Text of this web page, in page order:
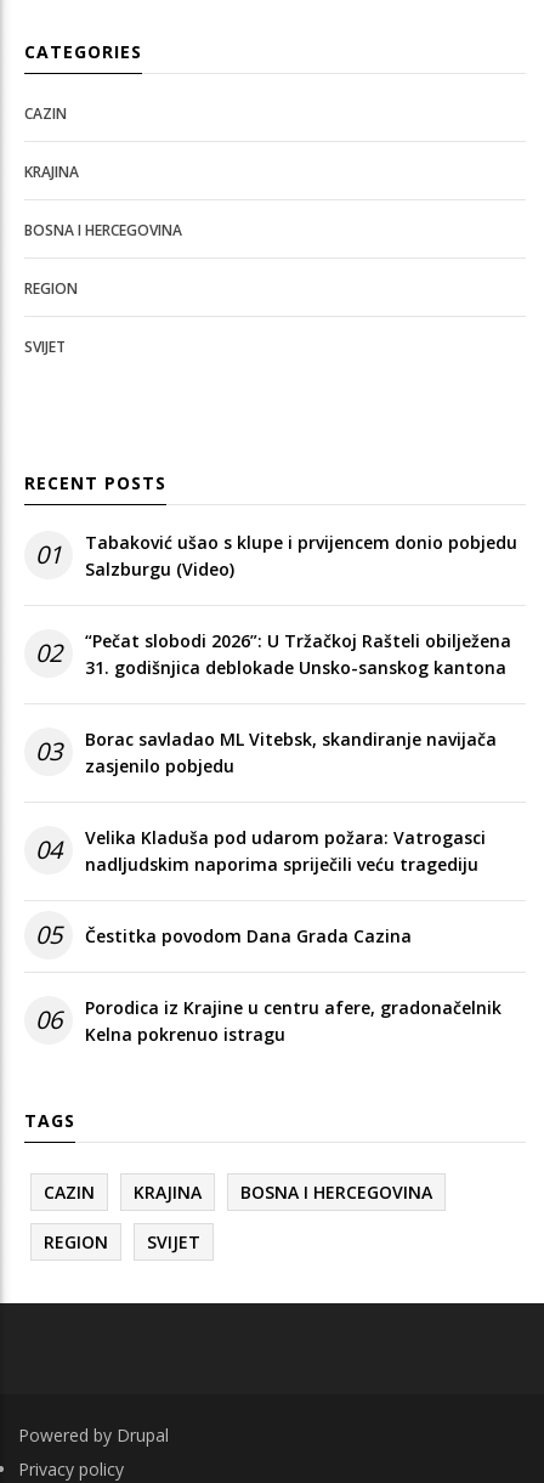
CATEGORIES
CAZIN
KRAJINA
BOSNA I HERCEGOVINA
REGION
SVIJET
RECENT POSTS
01
Tabaković ušao s klupe i prvijencem donio pobjedu
Salzburgu (Video)
02
“Pečat slobodi 2026”: U Tržačkoj Rašteli obilježena
31. godišnjica deblokade Unsko-sanskog kantona
03
Borac savladao ML Vitebsk, skandiranje navijača
zasjenilo pobjedu
04
Velika Kladuša pod udarom požara: Vatrogasci
nadljudskim naporima spriječili veću tragediju
05 Čestitka povodom Dana Grada Cazina
06
Porodica iz Krajine u centru afere, gradonačelnik
Kelna pokrenuo istragu
TAGS
CAZIN KRAJINA BOSNA I HERCEGOVINA
REGION SVIJET
Powered by Drupal
FOOTER
Privacy policy